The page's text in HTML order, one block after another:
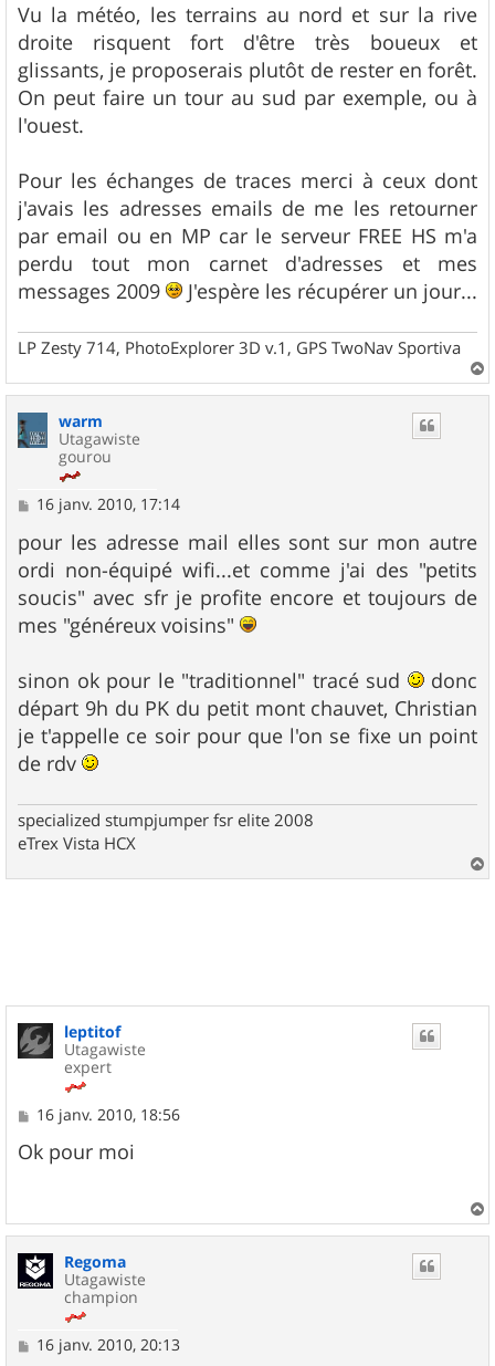
Vu la météo, les terrains au nord et sur la rive
droite risquent fort d'être très boueux et
glissants, je proposerais plutôt de rester en forêt.
On peut faire un tour au sud par exemple, ou à
l'ouest.
Pour les échanges de traces merci à ceux dont
j'avais les adresses emails de me les retourner
par email ou en MP car le serveur FREE HS m'a
perdu tout mon carnet d'adresses et mes
messages 2009
J'espère les récupérer un jour...
LP Zesty 714, PhotoExplorer 3D v.1, GPS TwoNav Sportiva
a
warm
Utagawiste
gourou
M
s
s
a
g
e
16 janv. 2010, 17:14
pour les adresse mail elles sont sur mon autre
ordi non-équipé wifi...et comme j'ai des "petits
soucis" avec sfr je profite encore et toujours de
mes "généreux voisins"
sinon ok pour le "traditionnel" tracé sud
donc
départ 9h du PK du petit mont chauvet, Christian
je t'appelle ce soir pour que l'on se fixe un point
de rdv
specialized stumpjumper fsr elite 2008
eTrex Vista HCX
a
leptitof
Utagawiste
expert
M
s
s
e
16 janv. 2010, 18:56
Ok pour moi
a
Regoma
Utagawiste
champion
M16 janv. 2010, 20:13